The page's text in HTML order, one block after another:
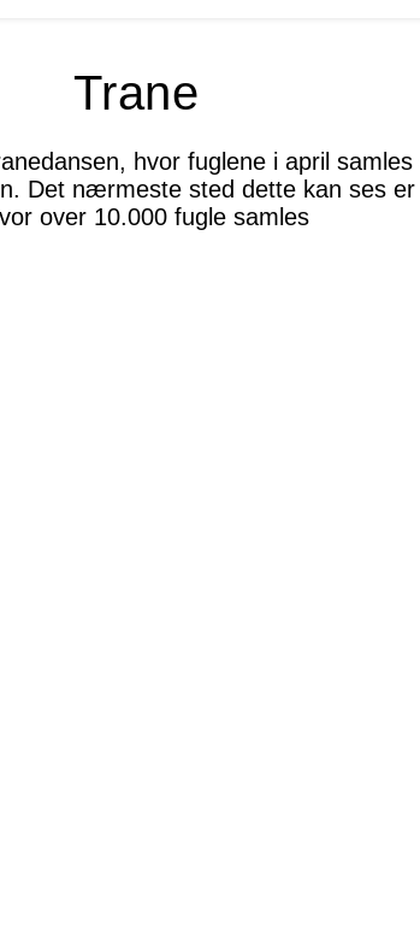
Trane
hvor fuglene i april
Det nærmeste sted dette kan ses
over 10.000 fugle samles